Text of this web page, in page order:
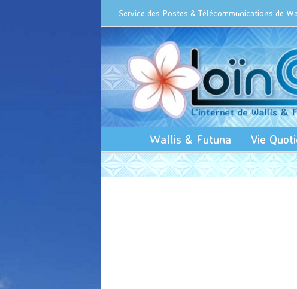
Service des Postes & Télécommunications de
Wallis & Futuna Vie